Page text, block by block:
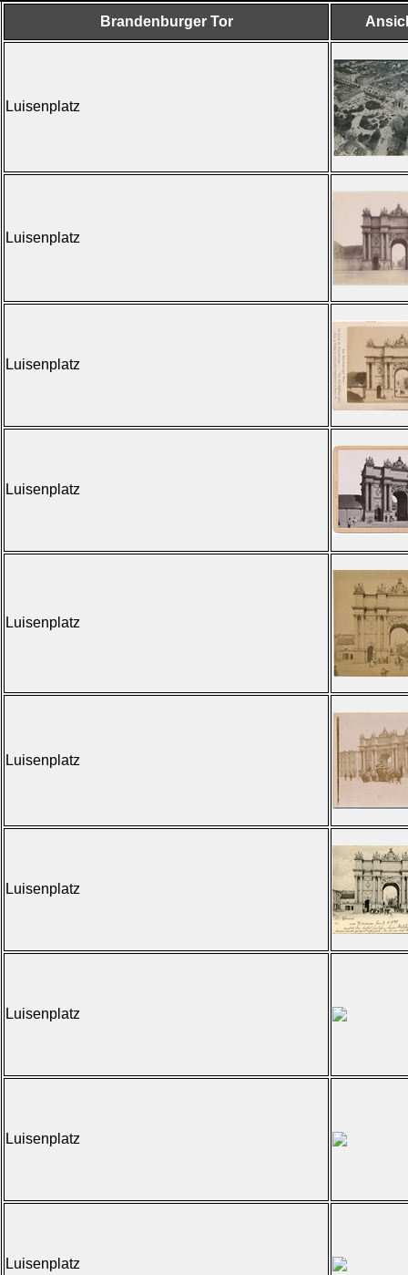
Brandenburger Tor
Luisenplatz
Luisenplatz
Luisenplatz
Luisenplatz
Luisenplatz
Luisenplatz
Luisenplatz
Luisenplatz
Luisenplatz
Luisenplatz